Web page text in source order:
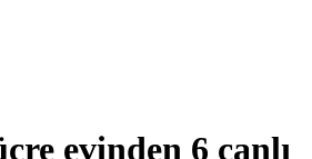
evinden 6 canlı